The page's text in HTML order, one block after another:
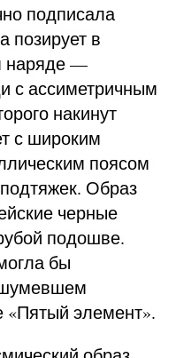
подписала
позирует в
наряде —
с ассиметричным
накинут
с широким
поясом
Образ
черные
подошве.
бы
«Пятый элемент».